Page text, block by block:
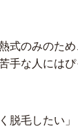
式のみのた
手な人には
脱毛したい